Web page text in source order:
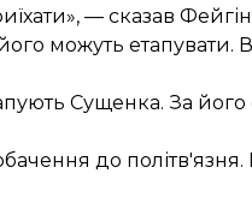
— сказав
можуть етапувати.
Сущенка. За
до політв'язня.